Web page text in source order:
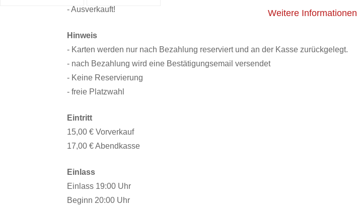
- Ausverkauft!
Hinweis
- Karten werden nur nach Bezahlung reserviert und an der Kasse zurückgelegt.
- nach Bezahlung wird eine Bestätigungsemail versendet
- Keine Reservierung
- freie Platzwahl
Eintritt
15,00 € Vorverkauf
17,00 € Abendkasse
Einlass
Einlass 19:00 Uhr
Beginn 20:00 Uhr
Weitere Informationen